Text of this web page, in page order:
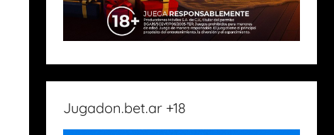
Jugadon.bet.ar +18